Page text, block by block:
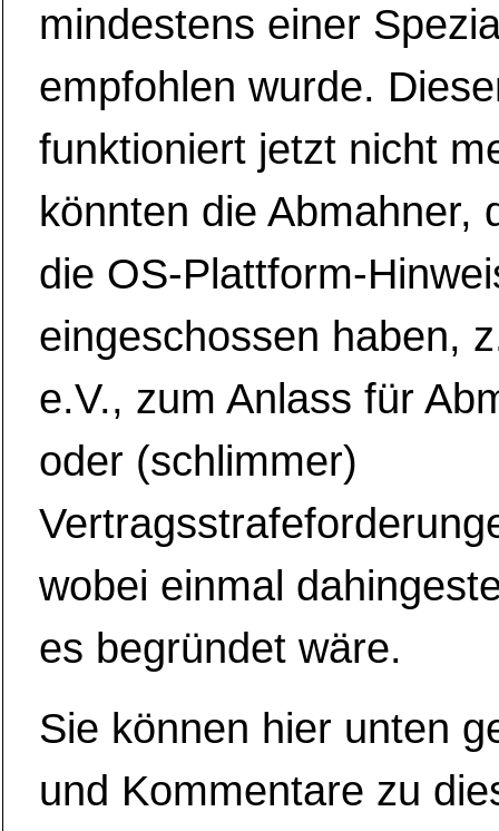
mindestens einer
empfohlen wurde.
funktioniert jetzt nicht
könnten die Abmahner,
die OS-Plattform-
eingeschossen haben,
e.V., zum Anlass für
oder (schlimmer)
wobei einmal
es begründet wäre.
Sie können hier unten
und Kommentare zu